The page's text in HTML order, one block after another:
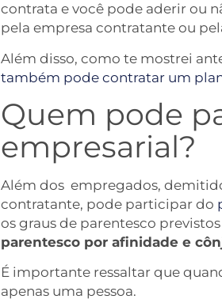
contrata e você pode aderir ou
pela empresa contratante ou
Além disso, como te mostrei
também pode contratar um
Quem pode
empresarial?
Além dos empregados,
contratante, pode participar do
os graus de parentesco
parentesco por afinidade e
É importante ressaltar que
apenas uma pessoa.